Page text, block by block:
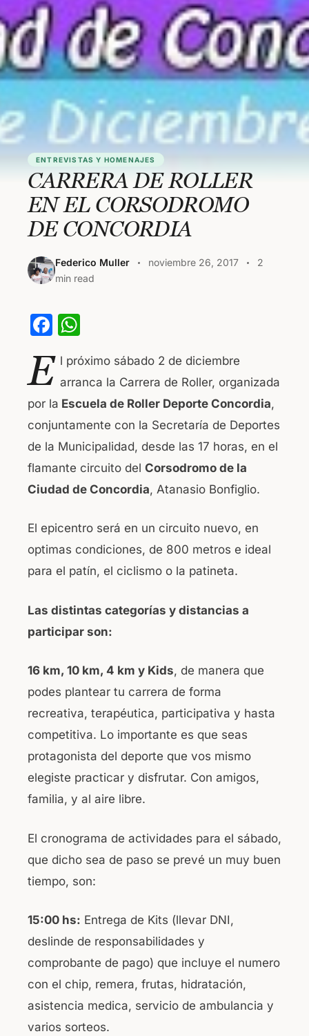
ENTREVISTAS Y HOMENAJES
CARRERA DE ROLLER
EN EL CORSODROMO
DE CONCORDIA
Federico Muller noviembre 26, 2017
2
min read
F
c
e
b
o
o
k
at
s
A
p
p
E l próximo sábado 2 de diciembre
arranca la Carrera de Roller, organizada
por la Escuela de Roller Deporte Concordia,
conjuntamente con la Secretaría de Deportes
de la Municipalidad, desde las 17 horas, en el
flamante circuito del Corsodromo de la
Ciudad de Concordia, Atanasio Bonfiglio.
El epicentro será en un circuito nuevo, en
optimas condiciones, de 800 metros e ideal
para el patín, el ciclismo o la patineta.
Las distintas categorías y distancias a
participar son:
16 km, 10 km, 4 km y Kids, de manera que
podes plantear tu carrera de forma
recreativa, terapéutica, participativa y hasta
competitiva. Lo importante es que seas
protagonista del deporte que vos mismo
elegiste practicar y disfrutar. Con amigos,
familia, y al aire libre.
El cronograma de actividades para el sábado,
que dicho sea de paso se prevé un muy buen
tiempo, son:
15:00 hs: Entrega de Kits (llevar DNI,
deslinde de responsabilidades y
comprobante de pago) que incluye el numero
con el chip, remera, frutas, hidratación,
asistencia medica, servicio de ambulancia y
varios sorteos.